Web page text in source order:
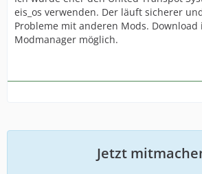
eis_os verwenden. Der läuft sicherer
Probleme mit anderen Mods.
Modmanager möglich.
Jetzt